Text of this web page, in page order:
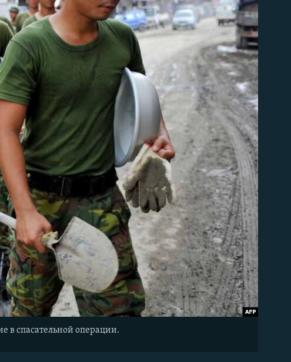
в спасательной операции.